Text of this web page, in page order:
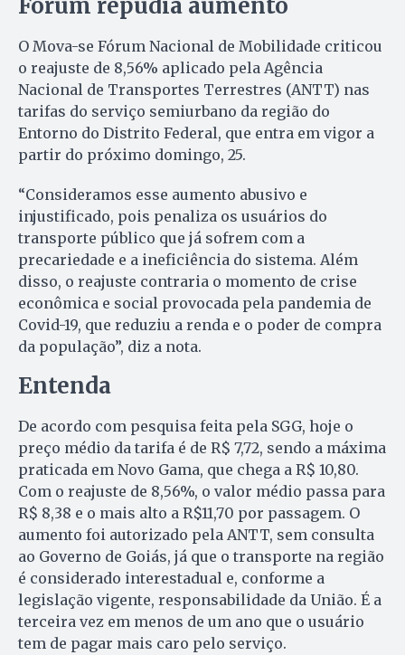
Fórum repudia aumento
O Mova-se Fórum Nacional de Mobilidade criticou
o reajuste de 8,56% aplicado pela Agência
Nacional de Transportes Terrestres (ANTT) nas
tarifas do serviço semiurbano da região do
Entorno do Distrito Federal, que entra em vigor a
partir do próximo domingo, 25.
“Consideramos esse aumento abusivo e
injustificado, pois penaliza os usuários do
transporte público que já sofrem com a
precariedade e a ineficiência do sistema. Além
disso, o reajuste contraria o momento de crise
econômica e social provocada pela pandemia de
Covid-19, que reduziu a renda e o poder de compra
da população”, diz a nota.
Entenda
De acordo com pesquisa feita pela SGG, hoje o
preço médio da tarifa é de R$ 7,72, sendo a máxima
praticada em Novo Gama, que chega a R$ 10,80.
Com o reajuste de 8,56%, o valor médio passa para
R$ 8,38 e o mais alto a R$11,70 por passagem. O
aumento foi autorizado pela ANTT, sem consulta
ao Governo de Goiás, já que o transporte na região
é considerado interestadual e, conforme a
legislação vigente, responsabilidade da União. É a
terceira vez em menos de um ano que o usuário
tem de pagar mais caro pelo serviço.